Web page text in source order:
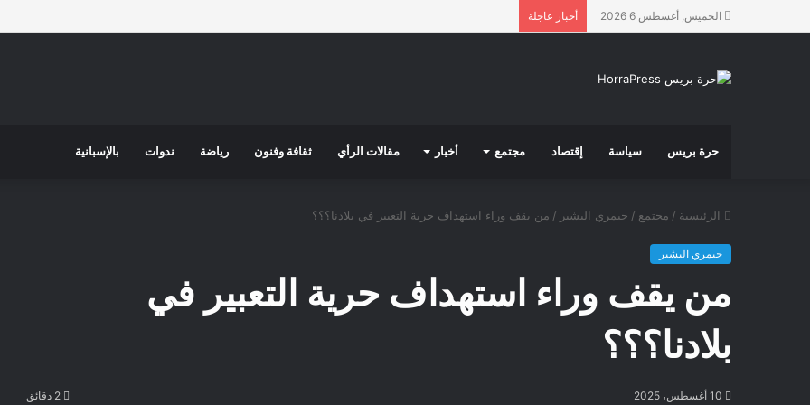
الخميس, أغسطس 6 2026 أخبار عاجلة
حرة بريس سياسة إقتصاد مجتمع أخبار مقالات الرأي ثقافة وفنون رياضة ندوات بالإسبانية
الرئيسية / مجتمع / حيمري البشير / من يقف وراء استهداف حرية التعبير في بلادنا؟؟؟
حيمري البشير
من يقف وراء استهداف حرية التعبير في
بلادنا؟؟؟
10 أغسطس، 2025